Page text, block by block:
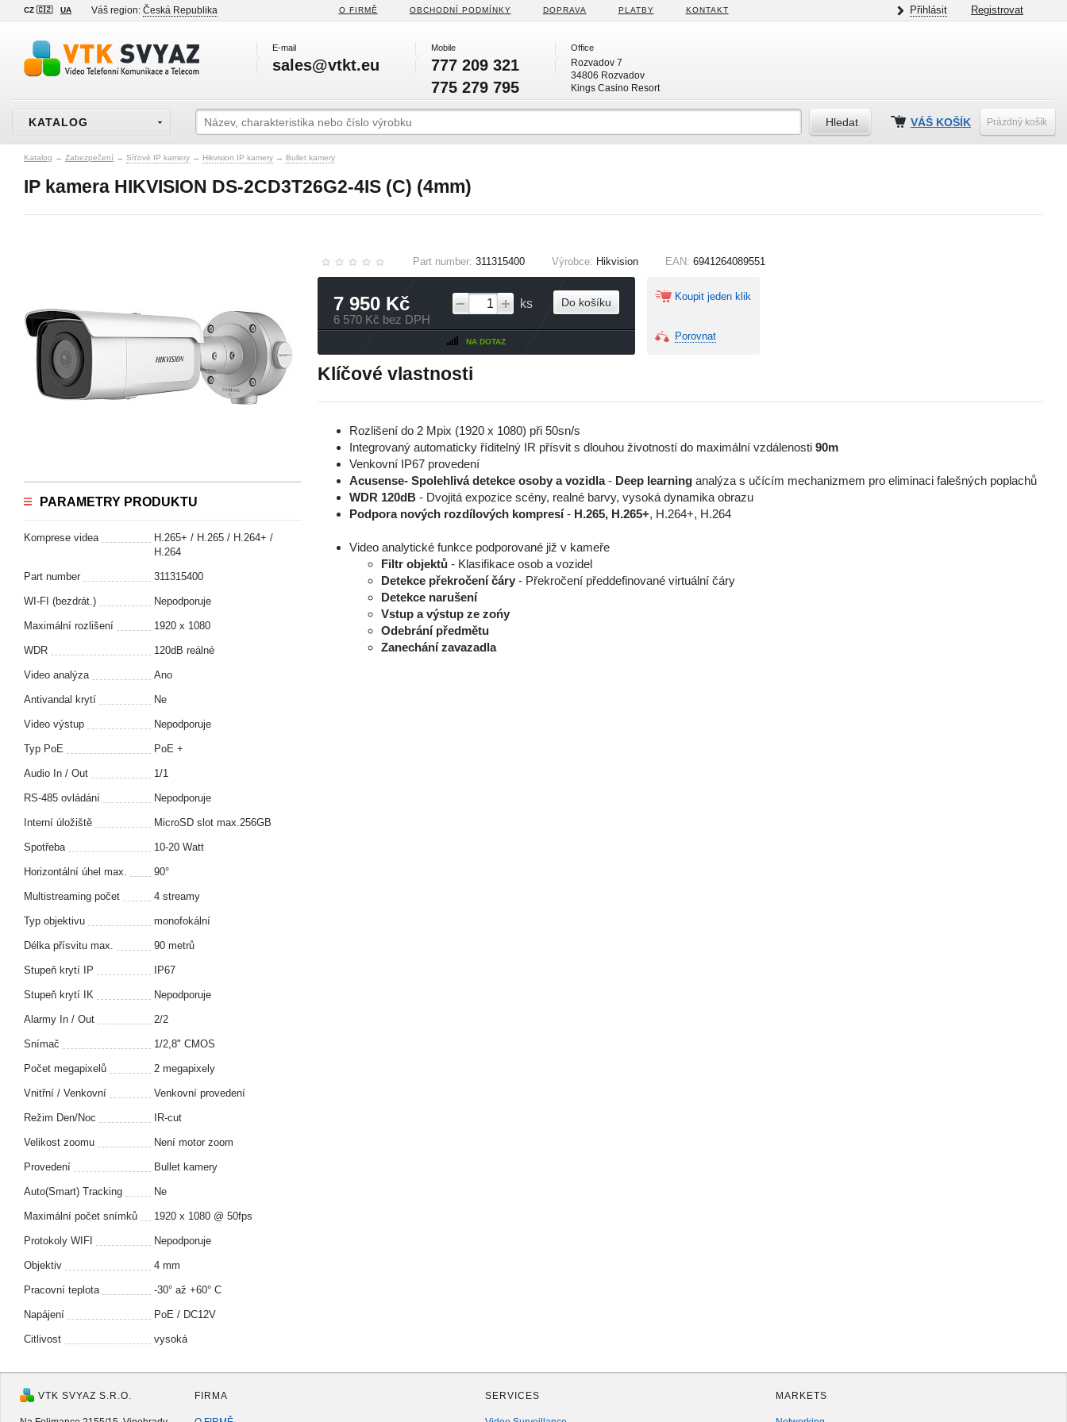
CZ 🇨🇿 UA Váš region: Česká Republika O FIRMĚ OBCHODNÍ PODMÍNKY DOPRAVA PLATBY KONTAKT Přihlásit Registrovat
E-mail
sales@vtkt.eu
Mobile
777 209 321
775 279 795
Office
Rozvadov 7
34806 Rozvadov
Kings Casino Resort
KATALOG VÁŠ KOŠÍK Prázdný košík
Katalog → Zabezpečení → Síťové IP kamery → Hikvision IP kamery → Bullet kamery
IP kamera HIKVISION DS-2CD3T26G2-4IS (C) (4mm)
PARAMETRY PRODUKTU
Komprese videa
H.265+ / H.265 / H.264+ /
H.264
Part number 311315400
WI-FI (bezdrát.) Nepodporuje
Maximální rozlišení 1920 x 1080
WDR 120dB reálné
Video analýza Ano
Antivandal krytí Ne
Video výstup Nepodporuje
Typ PoE PoE +
Audio In / Out 1/1
RS-485 ovládání Nepodporuje
Interní úložiště MicroSD slot max.256GB
Spotřeba 10-20 Watt
Horizontální úhel max. 90°
Multistreaming počet 4 streamy
Typ objektivu monofokální
Délka přísvitu max. 90 metrů
Stupeň krytí IP IP67
Stupeň krytí IK Nepodporuje
Alarmy In / Out 2/2
Snímač 1/2,8" CMOS
Počet megapixelů 2 megapixely
Vnitřní / Venkovní Venkovní provedení
Režim Den/Noc IR-cut
Velikost zoomu Není motor zoom
Provedení Bullet kamery
Auto(Smart) Tracking Ne
Maximální počet snímků 1920 x 1080 @ 50fps
Protokoly WIFI Nepodporuje
Objektiv 4 mm
Pracovní teplota -30° až +60° C
Napájení PoE / DC12V
Citlivost vysoká
Part number: 311315400 Výrobce: Hikvision EAN: 6941264089551
7 950 Kč
6 570 Kč bez DPH
ks
NA DOTAZ
Do košíku Koupit jeden klik
Porovnat
Klíčové vlastnosti
Rozlišení do 2 Mpix (1920 x 1080) při 50sn/s
Integrovaný automaticky říditelný IR přísvit s dlouhou životností do maximální vzdálenosti 90m
Venkovní IP67 provedení
Acusense- Spolehlivá detekce osoby a vozidla- Deep learning analýza s učícím mechanizmem pro eliminaci falešných poplachů
WDR 120dB - Dvojitá expozice scény, realné barvy, vysoká dynamika obrazu
Podpora nových rozdílových kompresí- H.265, H.265+, H.264+, H.264
Video analytické funkce podporované již v kameře
Filtr objektů - Klasifikace osob a vozidel
Detekce překročení čáry - Překročení předdefinované virtuální čáry
Detekce narušení
Vstup a výstup ze zońy
Odebrání předmětu
Zanechání zavazadla
VTK SVYAZ S.R.O. FIRMA SERVICES MARKETS